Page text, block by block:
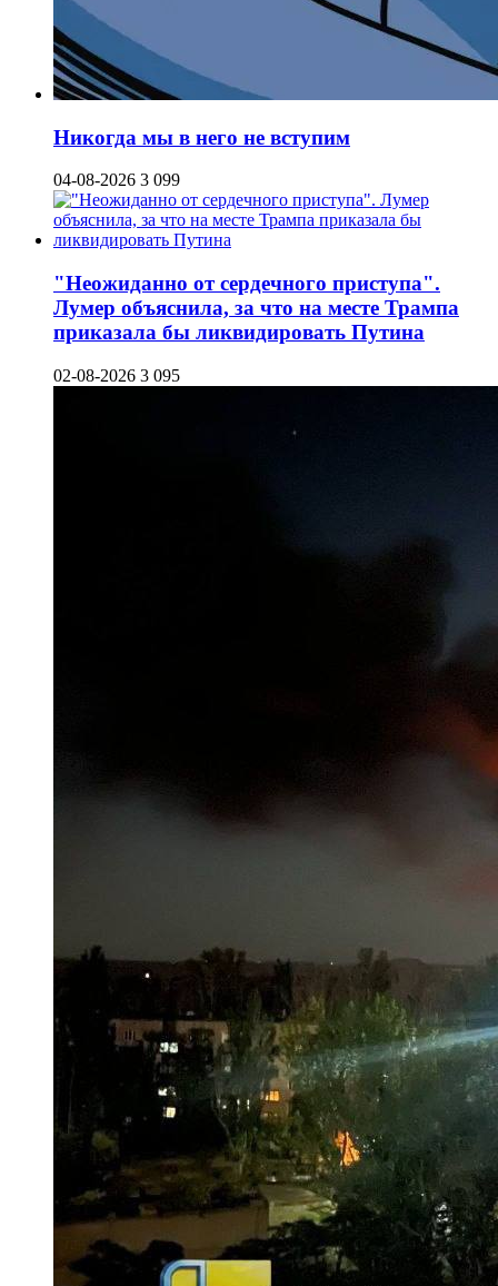
Никогда мы в него не вступим
04-08-2026 3 099
"Неожиданно от сердечного приступа".
Лумер объяснила, за что на месте Трампа
приказала бы ликвидировать Путина
02-08-2026 3 095